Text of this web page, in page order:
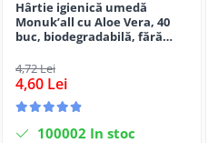
Accesorii decorative
Caciuli
Figurine si decoratiuni Craciun
Globuri
Hârtie igienică umedă
Monuk’all cu Aloe Vera, 40
buc, biodegradabilă, fără
4,72 Lei
4,60 Lei
100002 In stoc